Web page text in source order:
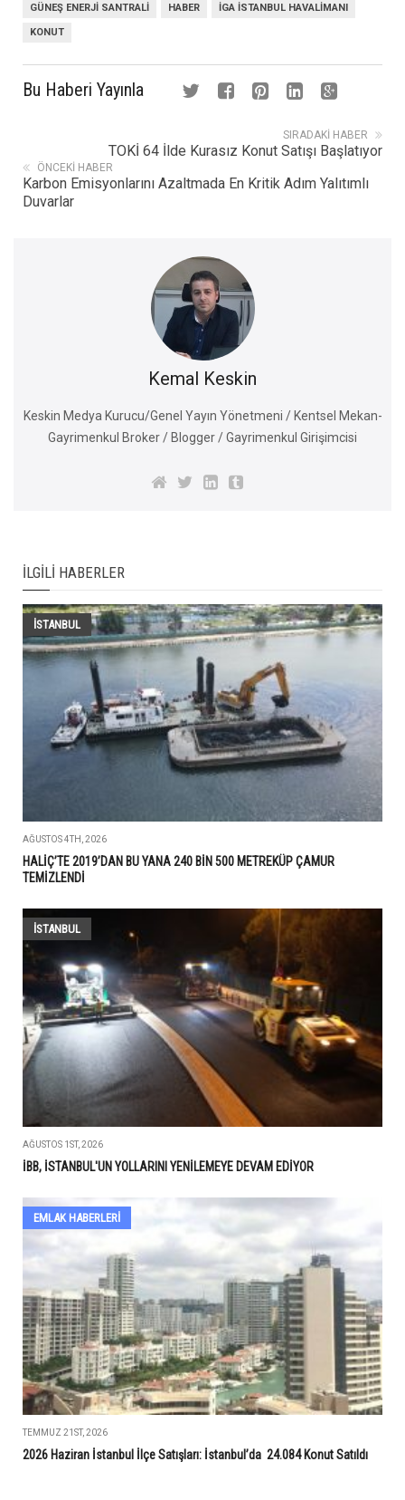
GÜNEŞ ENERJI SANTRALI HABER İGA İSTANBUL HAVALIMANI
KONUT
Bu Haberi Yayınla
SIRADAKI HABER
TOKİ 64 İlde Kurasız Konut Satışı Başlatıyor
ÖNCEKI HABER
Karbon Emisyonlarını Azaltmada En Kritik Adım Yalıtımlı
Duvarlar
Kemal Keskin
Keskin Medya Kurucu/Genel Yayın Yönetmeni / Kentsel Mekan-
Gayrimenkul Broker / Blogger / Gayrimenkul Girişimcisi
İLGILI HABERLER
İSTANBUL
AĞUSTOS 4TH, 2026
HALİÇ’TE 2019’DAN BU YANA 240 BİN 500 METREKÜP ÇAMUR
TEMİZLENDİ
İSTANBUL
AĞUSTOS 1ST, 2026
İBB, İSTANBUL'UN YOLLARINI YENİLEMEYE DEVAM EDİYOR
EMLAK HABERLERI
TEMMUZ 21ST, 2026
2026 Haziran İstanbul İlçe Satışları: İstanbul’da 24.084 Konut Satıldı